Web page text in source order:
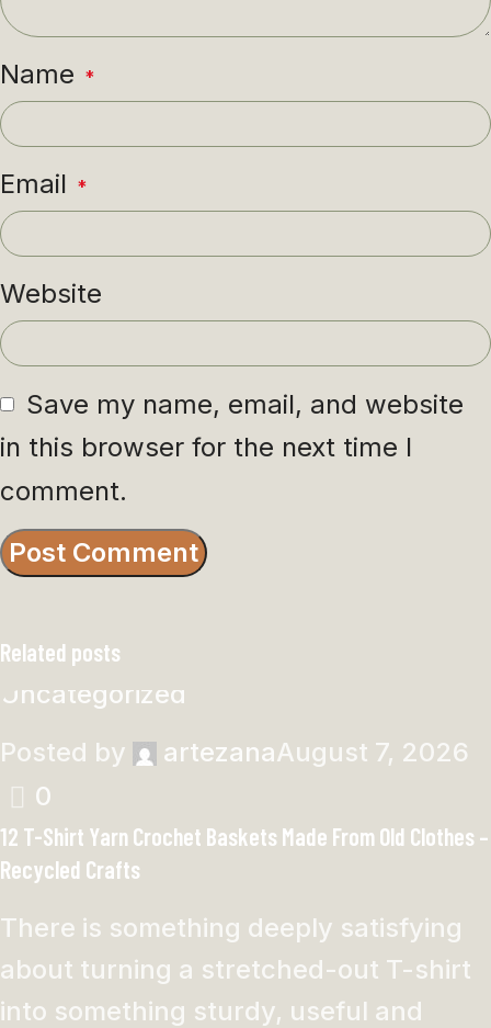
Name *
Email *
Website
Save my name, email, and website
in this browser for the next time I
comment.
Related posts
Uncategorized
Posted by
artezanaAugust 7, 2026
0
12 T-Shirt Yarn Crochet Baskets Made From Old Clothes –
Recycled Crafts
There is something deeply satisfying
about turning a stretched-out T-shirt
into something sturdy, useful and